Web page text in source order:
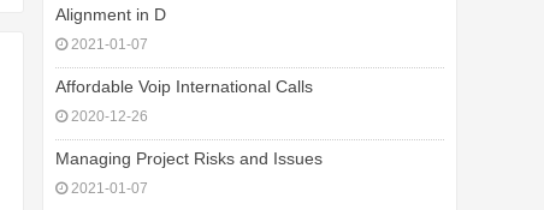
Alignment in D
2021-01-07
Affordable Voip International Calls
2020-12-26
Managing Project Risks and Issues
2021-01-07